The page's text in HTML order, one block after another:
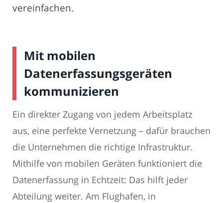
vereinfachen.
Mit mobilen
Datenerfassungsgeräten
kommunizieren
Ein direkter Zugang von jedem Arbeitsplatz
aus, eine perfekte Vernetzung – dafür brauchen
die Unternehmen die richtige Infrastruktur.
Mithilfe von mobilen Geräten funktioniert die
Datenerfassung in Echtzeit: Das hilft jeder
Abteilung weiter. Am Flughafen, in